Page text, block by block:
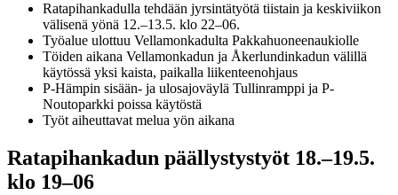
Ratapihankadulla tehdään jyrsintätyötä tiistain ja keskiviikon
välisenä yönä 12.–13.5. klo 22–06.
Työalue ulottuu Vellamonkadulta Pakkahuoneenaukiolle
Töiden aikana Vellamonkadun ja Åkerlundinkadun välillä
käytössä yksi kaista, paikalla liikenteenohjaus
P-Hämpin sisään- ja ulosajoväylä Tullinramppi ja P-
Noutoparkki poissa käytöstä
Työt aiheuttavat melua yön aikana
Ratapihankadun päällystystyöt 18.–19.5.
klo 19–06